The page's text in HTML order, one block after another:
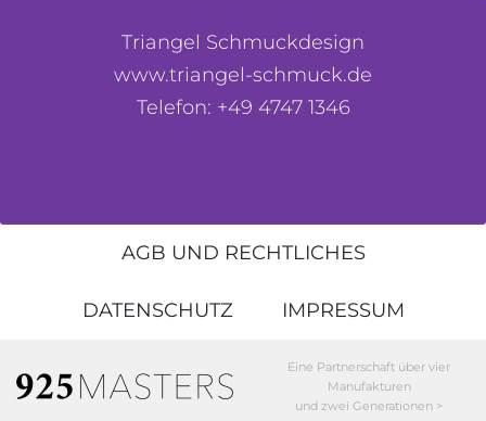
Triangel Schmuckdesign
www.triangel-schmuck.de
Telefon: +49 4747 1346
AGB UND RECHTLICHES
DATENSCHUTZ IMPRESSUM
Eine Partnerschaft über vier
Manufakturen
und zwei Generationen >